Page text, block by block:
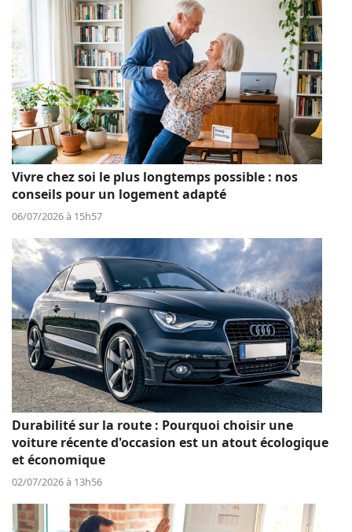
Vivre chez soi le plus longtemps possible : nos
conseils pour un logement adapté
06/07/2026 à 15h57
Durabilité sur la route : Pourquoi choisir une
voiture récente d'occasion est un atout écologique
et économique
02/07/2026 à 13h56